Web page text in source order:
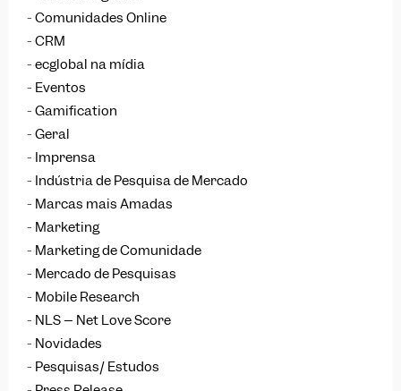
Comunidades Online
CRM
ecglobal na mídia
Eventos
Gamification
Geral
Imprensa
Indústria de Pesquisa de Mercado
Marcas mais Amadas
Marketing
Marketing de Comunidade
Mercado de Pesquisas
Mobile Research
NLS – Net Love Score
Novidades
Pesquisas/ Estudos